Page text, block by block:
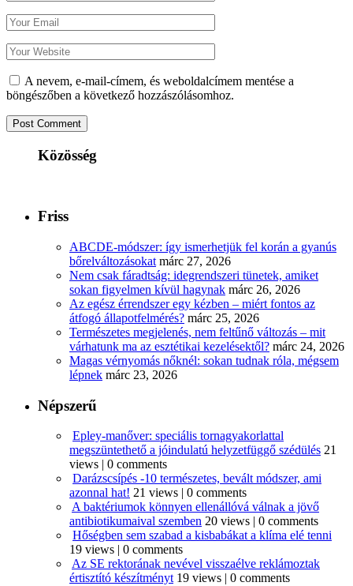
A nevem, e-mail-címem, és weboldalcímem mentése a
böngészőben a következő hozzászólásomhoz.
Közösség
Friss
ABCDE‑módszer: így ismerhetjük fel korán a gyanús
bőrelváltozásokat márc 27, 2026
Nem csak fáradtság: idegrendszeri tünetek, amiket
sokan figyelmen kívül hagynak márc 26, 2026
Az egész érrendszer egy kézben – miért fontos az
átfogó állapotfelmérés? márc 25, 2026
Természetes megjelenés, nem feltűnő változás – mit
várhatunk ma az esztétikai kezelésektől? márc 24, 2026
Magas vérnyomás nőknél: sokan tudnak róla, mégsem
lépnek márc 23, 2026
Népszerű
Epley-manőver: speciális tornagyakorlattal
megszüntethető a jóindulatú helyzetfüggő szédülés 21
views | 0 comments
Darázscsípés -10 természetes, bevált módszer, ami
azonnal hat! 21 views | 0 comments
A baktériumok könnyen ellenállóvá válnak a jövő
antibiotikumaival szemben 20 views | 0 comments
Hőségben sem szabad a kisbabákat a klíma elé tenni
19 views | 0 comments
Az SE rektorának nevével visszaélve reklámoztak
értisztító készítményt 19 views | 0 comments